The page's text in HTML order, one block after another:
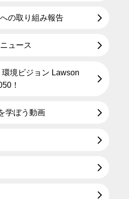
の取り組み報告
ュース
境ビジョン Lawson
！
学ぼう動画